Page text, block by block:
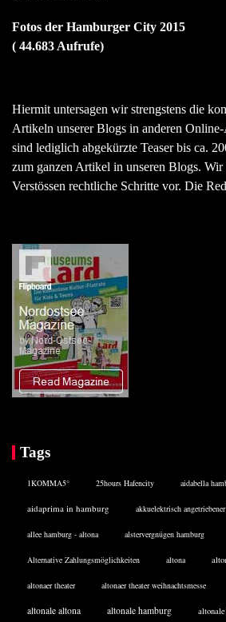
Fotos der Hamburger City 2015
( 44.683 Aufrufe)
Hiermit untersagen wir strengstens die
Artikeln unserer Blogs in anderen
sind lediglich abgekürzte Teaser bis ca.
zum ganzen Artikel in unseren Blogs. Wir
Verstössen rechtliche Schritte vor. Die
Tags
1KOMMA5° 25hours Hafencity aidabella
aidaprima in hamburg akkuelektrisch
allee hamburg - altona alstervergnügen hamburg
Alternative Zahlungsmöglichkeiten altona
altonaer theater altonaer theater weihnachtsmesse
altonale altona altonale hamburg